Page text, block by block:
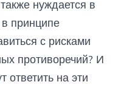
нуждается в
принципе
с рисками
противоречий? И
ответить на эти